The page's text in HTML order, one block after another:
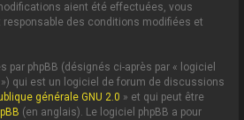
aient été effectuées, vous
responsable des conditions modifiées et
par phpBB (désignés ci-après par « logiciel
») qui est un logiciel de forum de discussions
générale GNU 2.0 » et qui peut être
(en anglais). Le logiciel phpBB a pour